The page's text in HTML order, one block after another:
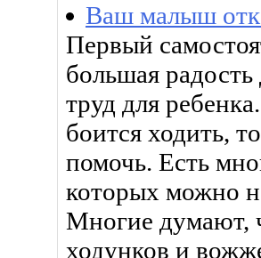
Ваш малыш
Первый
большая
труд для
боится ходить,
помочь. Есть
которых можно
Многие думают,
ходунков и